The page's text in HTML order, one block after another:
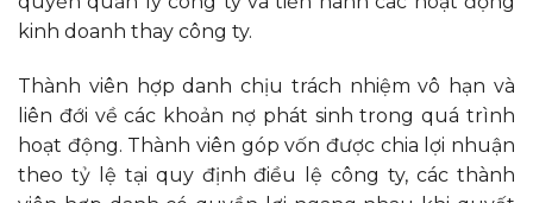
kinh doanh thay công ty.
Thành viên hợp danh chịu trách nhiệm vô hạn và
liên đới về các khoản nợ phát sinh trong quá trình
hoạt động. Thành viên góp vốn được chia lợi nhuận
theo tỷ lệ tại quy định điều lệ công ty, các thành